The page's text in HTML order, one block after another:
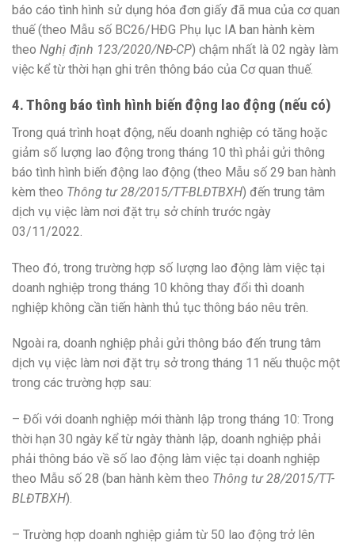
báo cáo tình hình sử dụng hóa đơn giấy đã mua của cơ quan
thuế (theo Mẫu số BC26/HĐG Phụ lục IA ban hành kèm
theo Nghị định 123/2020/NĐ-CP) chậm nhất là 02 ngày làm
việc kể từ thời hạn ghi trên thông báo của Cơ quan thuế.
4. Thông báo tình hình biến động lao động (nếu có)
Trong quá trình hoạt động, nếu doanh nghiệp có tăng hoặc
giảm số lượng lao động trong tháng 10 thì phải gửi thông
báo tình hình biến động lao động (theo Mẫu số 29 ban hành
kèm theo Thông tư 28/2015/TT-BLĐTBXH) đến trung tâm
dịch vụ việc làm nơi đặt trụ sở chính trước ngày
03/11/2022.
Theo đó, trong trường hợp số lượng lao động làm việc tại
doanh nghiệp trong tháng 10 không thay đổi thì doanh
nghiệp không cần tiến hành thủ tục thông báo nêu trên.
Ngoài ra, doanh nghiệp phải gửi thông báo đến trung tâm
dịch vụ việc làm nơi đặt trụ sở trong tháng 11 nếu thuộc một
trong các trường hợp sau:
– Đối với doanh nghiệp mới thành lập trong tháng 10: Trong
thời hạn 30 ngày kể từ ngày thành lập, doanh nghiệp phải
phải thông báo về số lao động làm việc tại doanh nghiệp
theo Mẫu số 28 (ban hành kèm theo Thông tư 28/2015/TT-
BLĐTBXH).
– Trường hợp doanh nghiệp giảm từ 50 lao động trở lên